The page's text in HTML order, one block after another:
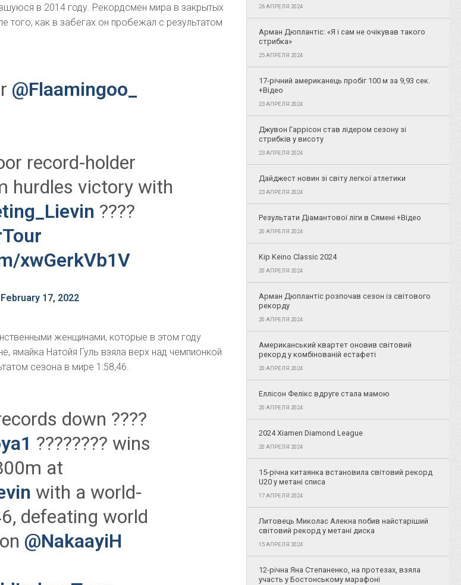
в 2014 году. Рекордсмен мира в закрытых
того, как в забегах он пробежал с результатом
@Flaamingoo_
record-holder
hurdles victory with
????
xwGerkVb1V
February 17, 2022
женщинами, которые в этом году
ямайка Натойя Гуль взяла верх над чемпионкой
сезона в мире 1:58,46.
down ????
???????? wins
at
with a world-
defeating world
@NakaayiH
26 АПРЕЛЯ 2024
Арман Дюплантіс: «Я і сам не очікував такого
стрибка»
25 АПРЕЛЯ 2024
17-річний американець пробіг 100 м за 9,93 сек.
+Відео
23 АПРЕЛЯ 2024
Джувон Гаррісон став лідером сезону зі
стрибків у висоту
23 АПРЕЛЯ 2024
Дайджест новин зі світу легкої атлетики
23 АПРЕЛЯ 2024
Результати Діамантової ліги в Сямені +Відео
20 АПРЕЛЯ 2024
Kip Keino Classic 2024
20 АПРЕЛЯ 2024
Арман Дюплантіс розпочав сезон із світового
рекорду
20 АПРЕЛЯ 2024
Американський квартет оновив світовий
рекорд у комбінованій естафеті
20 АПРЕЛЯ 2024
Еллісон Фелікс вдруге стала мамою
20 АПРЕЛЯ 2024
2024 Xiamen Diamond League
20 АПРЕЛЯ 2024
15-річна китаянка встановила світовий рекорд
U20 у метані списа
17 АПРЕЛЯ 2024
Литовець Миколас Алекна побив найстаріший
світовий рекорд у метані диска
15 АПРЕЛЯ 2024
12-річна Яна Степаненко, на протезах, взяла
участь у Бостонському марафоні